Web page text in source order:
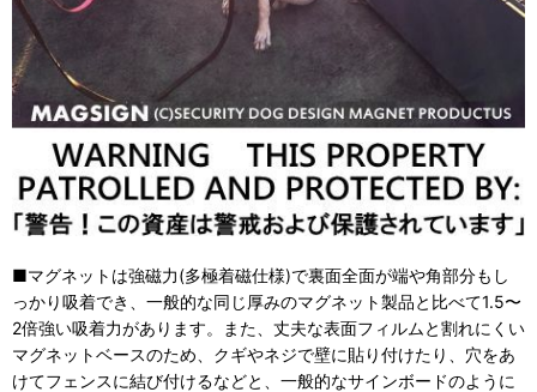
■マグネットは強磁力(多極着磁仕様)で裏面全面が端や角部分もし
っかり吸着でき、一般的な同じ厚みのマグネット製品と比べて1.5〜
2倍強い吸着力があります。また、丈夫な表面フィルムと割れにくい
マグネットベースのため、クギやネジで壁に貼り付けたり、穴をあ
けてフェンスに結び付けるなどと、一般的なサインボードのように